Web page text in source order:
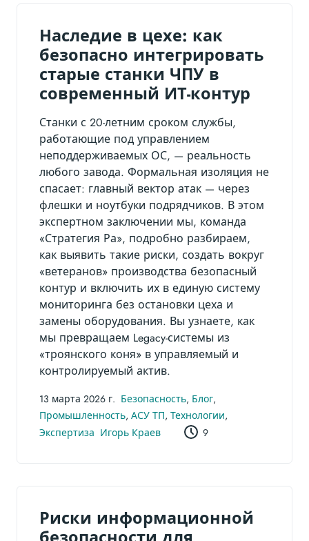
Наследие в цехе: как
безопасно интегрировать
старые станки ЧПУ в
современный ИТ-контур
Станки с 20-летним сроком службы,
работающие под управлением
неподдерживаемых ОС, — реальность
любого завода. Формальная изоляция не
спасает: главный вектор атак — через
флешки и ноутбуки подрядчиков. В этом
экспертном заключении мы, команда
«Стратегия Ра», подробно разбираем,
как выявить такие риски, создать вокруг
«ветеранов» производства безопасный
контур и включить их в единую систему
мониторинга без остановки цеха и
замены оборудования. Вы узнаете, как
мы превращаем Legacy-системы из
«троянского коня» в управляемый и
контролируемый актив.
13 марта 2026 г. Безопасность, Блог,
Промышленность, АСУ ТП, Технологии,
Экспертиза Игорь Краев 9
Риски информационной